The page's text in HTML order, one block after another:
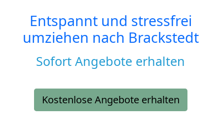
Entspannt und stressfrei
umziehen nach Brackstedt
Sofort Angebote erhalten
Kostenlose Angebote erhalten